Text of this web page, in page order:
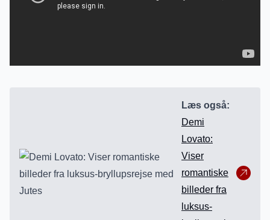
Læs også:
Demi
Lovato:
Viser
romantiske
billeder fra
luksus-